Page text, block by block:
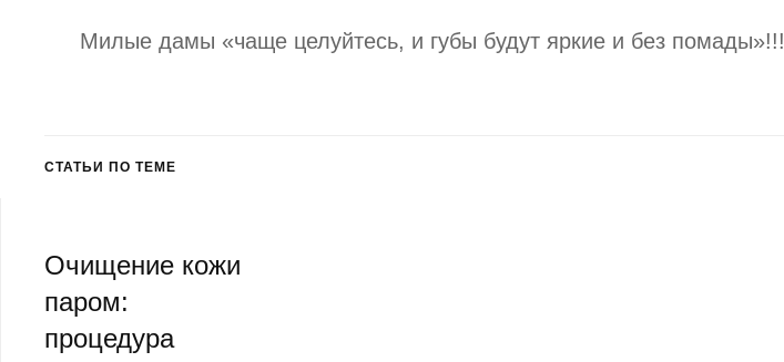
Милые дамы «чаще целуйтесь, и губы будут яркие и без помады»!!!
СТАТЬИ ПО ТЕМЕ
Очищение кожи
паром:
процедура